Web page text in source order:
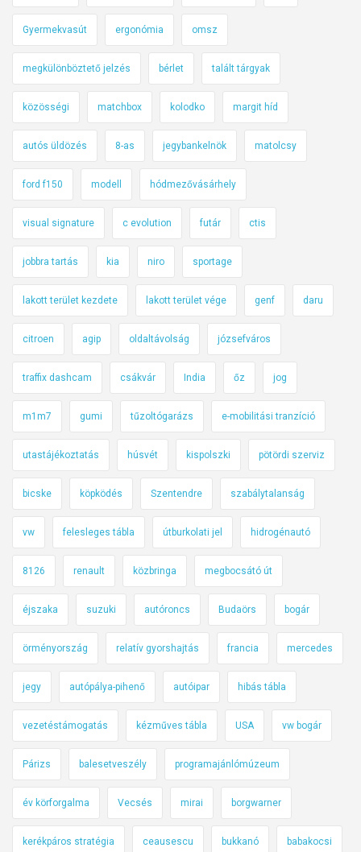
Gyermekvasút ergonómia omsz
megkülönböztető jelzés bérlet talált tárgyak
közösségi matchbox kolodko margit híd
autós üldözés 8-as jegybankelnök matolcsy
ford f150 modell hódmezővásárhely
visual signature c evolution futár ctis
jobbra tartás kia niro sportage
lakott terület kezdete lakott terület vége genf daru
citroen agip oldaltávolság józsefváros
traffix dashcam csákvár India őz jog
m1m7 gumi tűzoltógarázs e-mobilitási tranzíció
utastájékoztatás húsvét kispolszki pötördi szerviz
bicske köpködés Szentendre szabálytalanság
vw felesleges tábla útburkolati jel hidrogénautó
8126 renault közbringa megbocsátó út
éjszaka suzuki autóroncs Budaörs bogár
örményország relatív gyorshajtás francia mercedes
jegy autópálya-pihenő autóipar hibás tábla
vezetéstámogatás kézműves tábla USA vw bogár
Párizs balesetveszély programajánlómúzeum
év körforgalma Vecsés mirai borgwarner
kerékpáros stratégia ceausescu bukkanó babakocsi